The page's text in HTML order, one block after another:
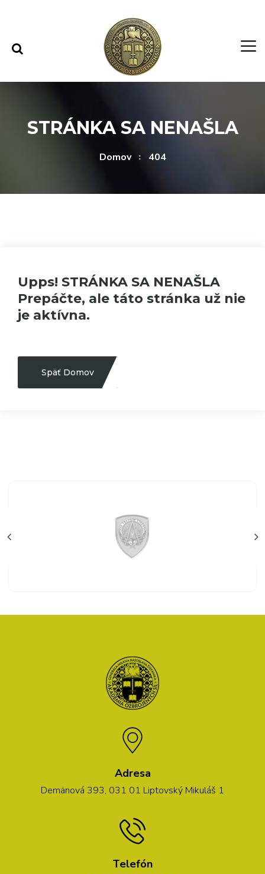
STRÁNKA SA NENAŠLA
Domov 404
Upps! STRÁNKA SA NENAŠLA
Prepáčte, ale táto stránka už nie
je aktívna.
Späť Domov
Adresa
Demänová 393, 031 01 Liptovský Mikuláš 1
Telefón